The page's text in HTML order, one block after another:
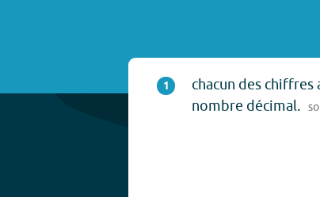
1
chacun des chiffres
nombre décimal.